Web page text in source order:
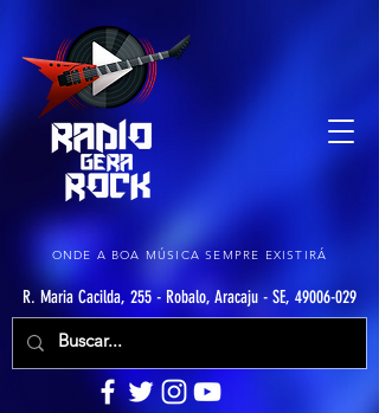
ONDE A BOA MÚSICA SEMPRE EXISTIRÁ
R. Maria Cacilda, 255 - Robalo, Aracaju - SE, 49006-029